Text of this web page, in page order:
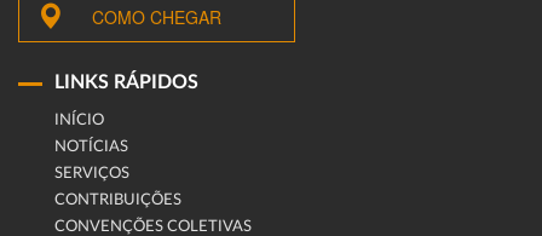
COMO CHEGAR
LINKS RÁPIDOS
INÍCIO
NOTÍCIAS
SERVIÇOS
CONTRIBUIÇÕES
CONVENÇÕES COLETIVAS